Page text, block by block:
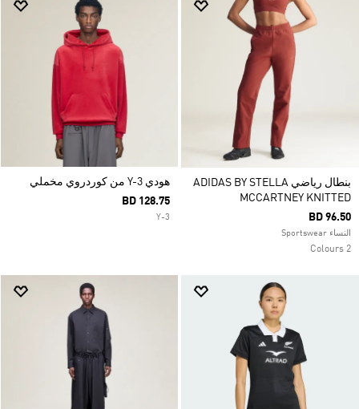
بنطال رياضي ADIDAS BY STELLA
MCCARTNEY KNITTED
BD 96.50
النساء Sportswear
2 Colours
هودي Y-3 من كوردروي مخملي
BD 128.75
Y-3